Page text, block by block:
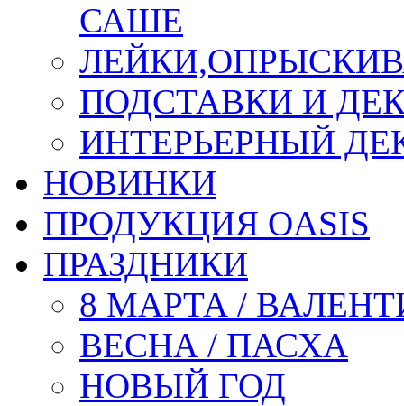
САШЕ
ПОДСТАВКИ И
ИНТЕРЬЕРНЫЙ
НОВИНКИ
ПРОДУКЦИЯ OASIS
ПРАЗДНИКИ
8 МАРТА /
ВЕСНА / ПАСХА
НОВЫЙ ГОД